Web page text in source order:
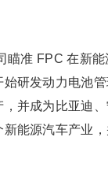
瞄准 FPC 在新
始研发动力电池
并成为比亚迪
能源汽车产业